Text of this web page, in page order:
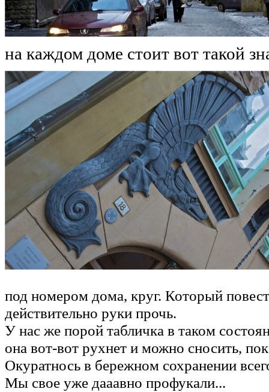
на каждом доме стоит вот такой
под номером дома, круг. Который
действительно руки прочь.
У нас же порой табличка в таком
она вот-вот рухнет и можно сносить,
Окуратнось в бережном сохранении
Мы свое уже дааавно профукали...